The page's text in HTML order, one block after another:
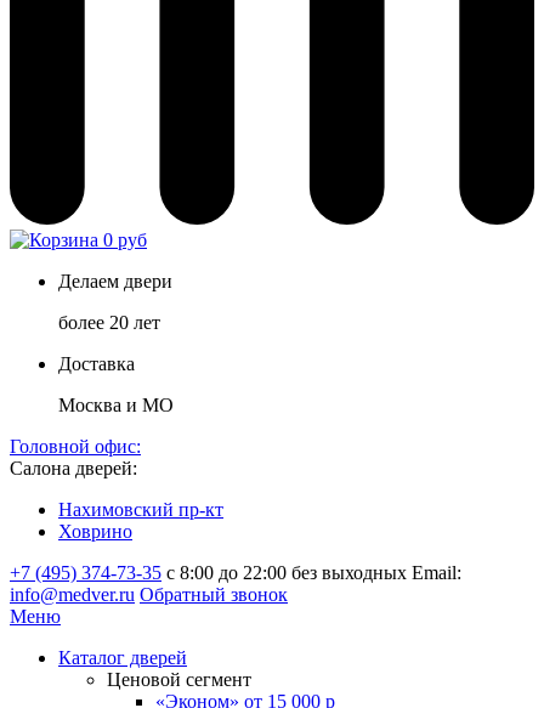
0 руб
Делаем двери
более 20 лет
Доставка
Москва и МО
Головной офис:
Салона дверей:
Нахимовский пр-кт
Ховрино
+7 (495) 374-73-35 с 8:00 до 22:00 без выходных Email:
info@medver.ru Обратный звонок
Меню
Каталог дверей
Ценовой сегмент
«Эконом» от 15 000 р